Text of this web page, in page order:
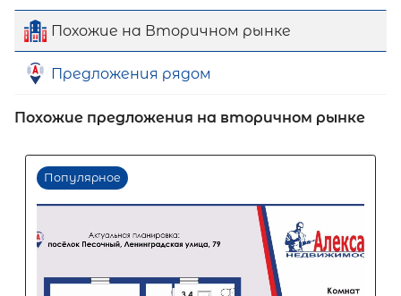
60
0 10 20 30 40 50 60
Похожие на Вторичном рынке
Предложения рядом
Похожие предложения на вторичном рынке